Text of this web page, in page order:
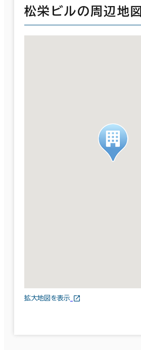
松栄ビルの周辺地図
拡大地図を表示